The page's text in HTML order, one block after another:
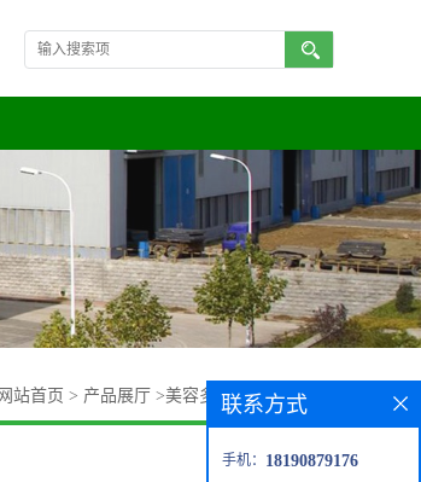
网站首页 > 产品展厅 >美容多肽>GHK盐酸盐
联系方式
手机： 18190879176